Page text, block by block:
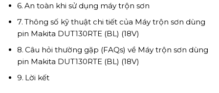
An toàn khi sử dụng máy trộn sơn
Thông số kỹ thuật chi tiết của Máy trộn sơn dùng
pin Makita DUT130RTE (BL) (18V)
Câu hỏi thường gặp (FAQs) về Máy trộn sơn dùng
pin Makita DUT130RTE (BL) (18V)
Lời kết